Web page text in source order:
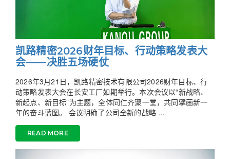
凯路精密2026财年目标、行动策略发表大
会——决胜五场硬仗
2026年3月21日，凯路精密技术有限公司2026财年目标、行
动策略发表大会在长安工厂如期举行。本次会议以“新战略、
新起点、新目标”为主题，全体同仁齐聚一堂，共同擘画新一
年的奋斗蓝图。 会议明确了公司全新的战略 ...
READ MORE